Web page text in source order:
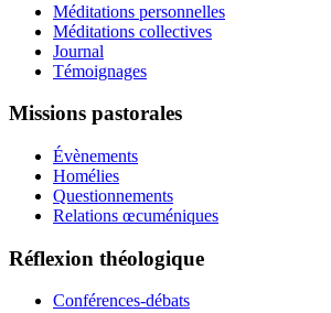
Méditations personnelles
Méditations collectives
Journal
Témoignages
Missions pastorales
Évènements
Homélies
Questionnements
Relations œcuméniques
Réflexion théologique
Conférences-débats